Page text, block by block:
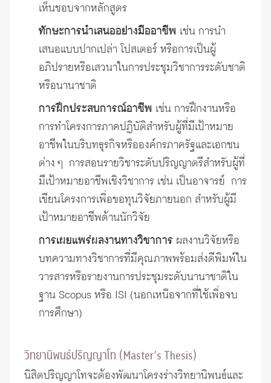
เห็นชอบจากหลักสูตร
ทักษะการนำเสนออย่างมืออาชีพ เช่น การนำ
เสนอแบบปากเปล่า โปสเตอร์ หรือการเป็นผู้
อภิปรายหรือเสวนาในการประชุมวิชาการระดับชาติ
หรือนานาชาติ
การฝึกประสบการณ์อาชีพ เช่น การฝึกงานหรือ
การทำโครงการภาคปฏิบัติสำหรับผู้ที่มีเป้าหมาย
อาชีพในบริบทธุรกิจหรือองค์กรภาครัฐและเอกชน
ต่าง ๆ การสอนรายวิชาระดับปริญญาตรีสำหรับผู้ที่
มีเป้าหมายอาชีพเชิงวิชาการ เช่น เป็นอาจารย์ การ
เขียนโครงการเพื่อขอทุนวิจัยภายนอก สำหรับผู้มี
เป้าหมายอาชีพด้านนักวิจัย
การเผยแพร่ผลงานทางวิชาการ ผลงานวิจัยหรือ
บทความทางวิชาการที่มีคุณภาพพร้อมส่งตีพิมพ์ใน
วารสารหรือรายงานการประชุมระดับนานาชาติใน
ฐาน Scopus หรือ ISI (นอกเหนือจากที่ใช้เพื่อจบ
การศึกษา)
วิทยานิพนธ์ปริญญาโท (Master’s Thesis)
นิสิตปริญญาโทจะต้องพัฒนาโครงร่างวิทยานิพนธ์และ